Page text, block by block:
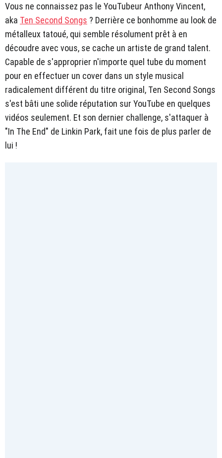
Vous ne connaissez pas le YouTubeur Anthony Vincent,
aka Ten Second Songs ? Derrière ce bonhomme au look de
métalleux tatoué, qui semble résolument prêt à en
découdre avec vous, se cache un artiste de grand talent.
Capable de s'approprier n'importe quel tube du moment
pour en effectuer un cover dans un style musical
radicalement différent du titre original, Ten Second Songs
s'est bâti une solide réputation sur YouTube en quelques
vidéos seulement. Et son dernier challenge, s'attaquer à
"In The End" de Linkin Park, fait une fois de plus parler de
lui !